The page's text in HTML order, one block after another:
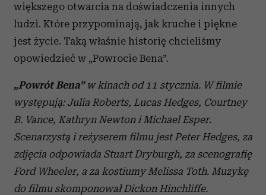
większego otwarcia na doświadczenia innych
ludzi. Które przypominają, jak kruche i piękne
jest życie. Taką właśnie historię chcieliśmy
opowiedzieć w „Powrocie Bena”.
„Powrót Bena”w kinach od 11 stycznia. W filmie
występują: Julia Roberts, Lucas Hedges, Courtney
B. Vance, Kathryn Newton i Michael Esper.
Scenarzystą i reżyserem filmu jest Peter Hedges, za
zdjęcia odpowiada Stuart Dryburgh, za scenografię
Ford Wheeler, a za kostiumy Melissa Toth. Muzykę
do filmu skomponował Dickon Hinchliffe.